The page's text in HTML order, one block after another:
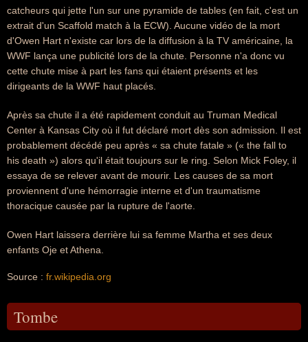
catcheurs qui jette l'un sur une pyramide de tables (en fait, c'est un
extrait d'un Scaffold match à la ECW). Aucune vidéo de la mort
d'Owen Hart n'existe car lors de la diffusion à la TV américaine, la
WWF lança une publicité lors de la chute. Personne n'a donc vu
cette chute mise à part les fans qui étaient présents et les
dirigeants de la WWF haut placés.
Après sa chute il a été rapidement conduit au Truman Medical
Center à Kansas City où il fut déclaré mort dès son admission. Il est
probablement décédé peu après « sa chute fatale » (« the fall to
his death ») alors qu'il était toujours sur le ring. Selon Mick Foley, il
essaya de se relever avant de mourir. Les causes de sa mort
proviennent d'une hémorragie interne et d'un traumatisme
thoracique causée par la rupture de l'aorte.
Owen Hart laissera derrière lui sa femme Martha et ses deux
enfants Oje et Athena.
Source : fr.wikipedia.org
Tombe